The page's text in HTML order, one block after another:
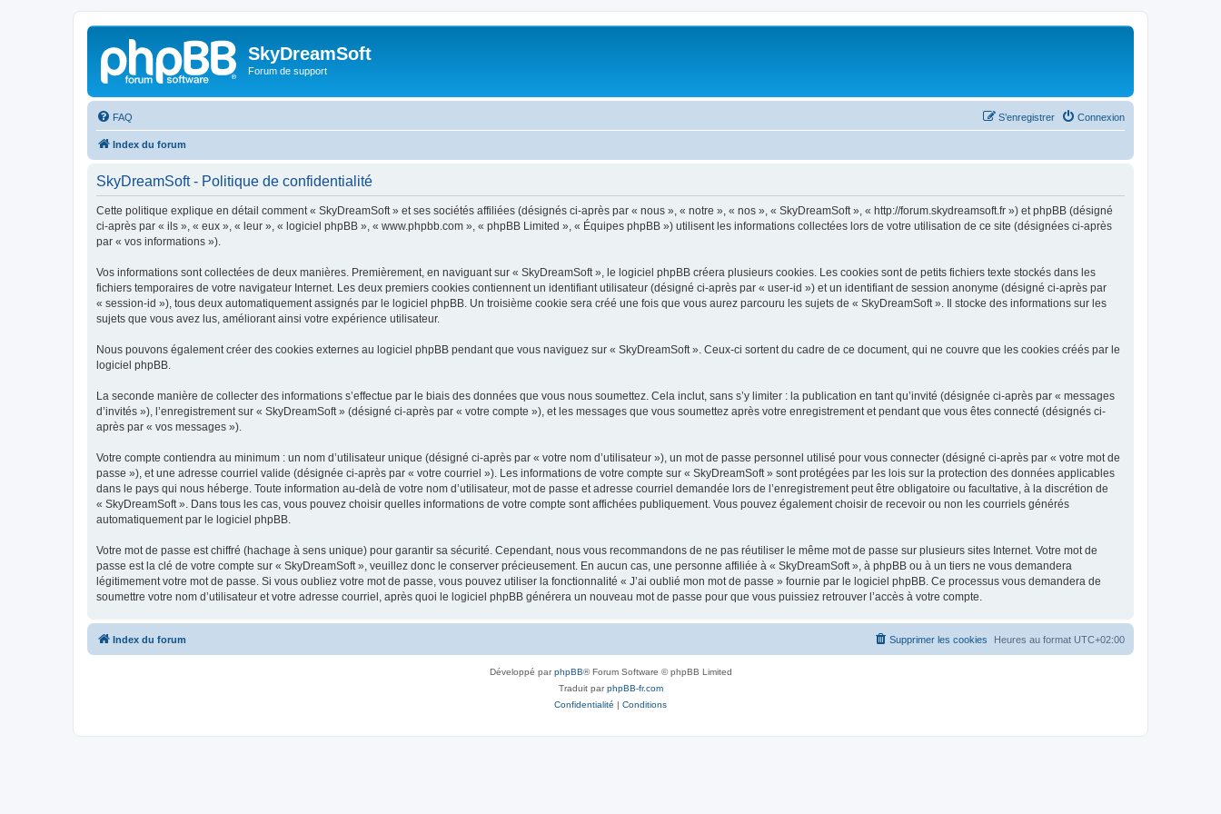
SkyDreamSoft
Forum de support
FAQ Connexion
S’enregistrer
Index du forum
SkyDreamSoft - Politique de confidentialité
Cette politique explique en détail comment « SkyDreamSoft » et ses sociétés affiliées (désignés ci-après par « nous », « notre », « nos », « SkyDreamSoft », « http://forum.skydreamsoft.fr ») et phpBB (désigné
ci-après par « ils », « eux », « leur », « logiciel phpBB », « www.phpbb.com », « phpBB Limited », « Équipes phpBB ») utilisent les informations collectées lors de votre utilisation de ce site (désignées ci-après
par « vos informations »).
Vos informations sont collectées de deux manières. Premièrement, en naviguant sur « SkyDreamSoft », le logiciel phpBB créera plusieurs cookies. Les cookies sont de petits fichiers texte stockés dans les
fichiers temporaires de votre navigateur Internet. Les deux premiers cookies contiennent un identifiant utilisateur (désigné ci-après par « user-id ») et un identifiant de session anonyme (désigné ci-après par
« session-id »), tous deux automatiquement assignés par le logiciel phpBB. Un troisième cookie sera créé une fois que vous aurez parcouru les sujets de « SkyDreamSoft ». Il stocke des informations sur les
sujets que vous avez lus, améliorant ainsi votre expérience utilisateur.
Nous pouvons également créer des cookies externes au logiciel phpBB pendant que vous naviguez sur « SkyDreamSoft ». Ceux-ci sortent du cadre de ce document, qui ne couvre que les cookies créés par le
logiciel phpBB.
La seconde manière de collecter des informations s’effectue par le biais des données que vous nous soumettez. Cela inclut, sans s’y limiter : la publication en tant qu’invité (désignée ci-après par « messages
d’invités »), l’enregistrement sur « SkyDreamSoft » (désigné ci-après par « votre compte »), et les messages que vous soumettez après votre enregistrement et pendant que vous êtes connecté (désignés ci-
après par « vos messages »).
Votre compte contiendra au minimum : un nom d’utilisateur unique (désigné ci-après par « votre nom d’utilisateur »), un mot de passe personnel utilisé pour vous connecter (désigné ci-après par « votre mot de
passe »), et une adresse courriel valide (désignée ci-après par « votre courriel »). Les informations de votre compte sur « SkyDreamSoft » sont protégées par les lois sur la protection des données applicables
dans le pays qui nous héberge. Toute information au-delà de votre nom d’utilisateur, mot de passe et adresse courriel demandée lors de l’enregistrement peut être obligatoire ou facultative, à la discrétion de
« SkyDreamSoft ». Dans tous les cas, vous pouvez choisir quelles informations de votre compte sont affichées publiquement. Vous pouvez également choisir de recevoir ou non les courriels générés
automatiquement par le logiciel phpBB.
Votre mot de passe est chiffré (hachage à sens unique) pour garantir sa sécurité. Cependant, nous vous recommandons de ne pas réutiliser le même mot de passe sur plusieurs sites Internet. Votre mot de
passe est la clé de votre compte sur « SkyDreamSoft », veuillez donc le conserver précieusement. En aucun cas, une personne affiliée à « SkyDreamSoft », à phpBB ou à un tiers ne vous demandera
légitimement votre mot de passe. Si vous oubliez votre mot de passe, vous pouvez utiliser la fonctionnalité « J’ai oublié mon mot de passe » fournie par le logiciel phpBB. Ce processus vous demandera de
soumettre votre nom d’utilisateur et votre adresse courriel, après quoi le logiciel phpBB générera un nouveau mot de passe pour que vous puissiez retrouver l’accès à votre compte.
Index du forum Heures au format UTC+02:00
Supprimer les cookies
Développé parphpBB® Forum Software © phpBB Limited
Traduit parphpBB-fr.com
Confidentialité | Conditions